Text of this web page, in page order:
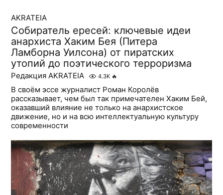
AKRATEIA
Собиратель ересей: ключевые идеи
анархиста Хаким Бея (Питера
Ламборна Уилсона) от пиратских
утопий до поэтического терроризма
Редакция AKRATEIA 4.3K 🔥
В своём эссе журналист Роман Королёв
рассказывает, чем был так примечателен Хаким Бей,
оказавший влияние не только на анархистское
движение, но и на всю интеллектуальную культуру
современности